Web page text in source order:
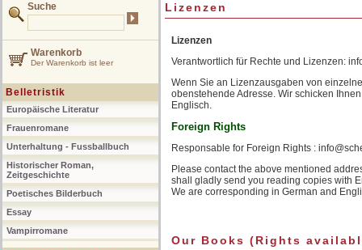
Suche
Warenkorb
Der Warenkorb ist leer
Belletristik
Europäische Literatur
Frauenromane
Unterhaltung - Fussballbuch
Historischer Roman,
Zeitgeschichte
Poetisches Bilderbuch
Essay
Vampirromane
Lizenzen
Lizenzen
Verantwortlich für Rechte und Lizenzen:
Wenn Sie an Lizenzausgaben von
obenstehende Adresse. Wir schicken
Englisch.
Foreign Rights
Responsable for Foreign Rights :
Please contact the above mentioned
shall gladly send you reading copies with
We are corresponding in German and
Our Books (Rights